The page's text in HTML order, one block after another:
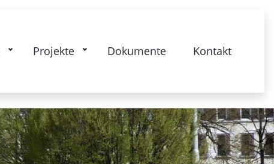
Projekte Dokumente Kontakt